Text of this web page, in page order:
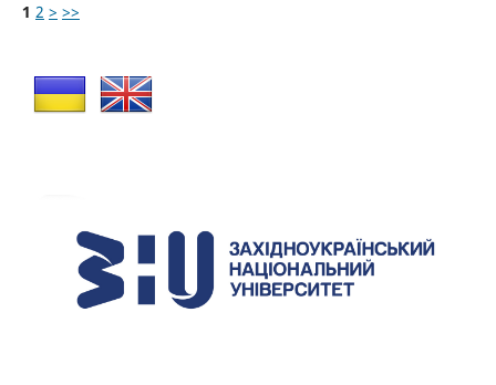
1 2 > >>